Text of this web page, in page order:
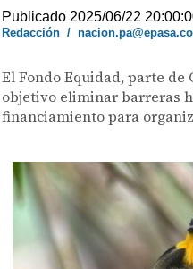
Publicado 2025/06/22
Redacción /
El Fondo Equidad, parte de
objetivo eliminar barreras
financiamiento para